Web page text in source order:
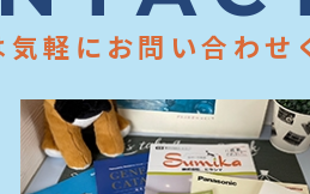
気軽にお問い合わせ